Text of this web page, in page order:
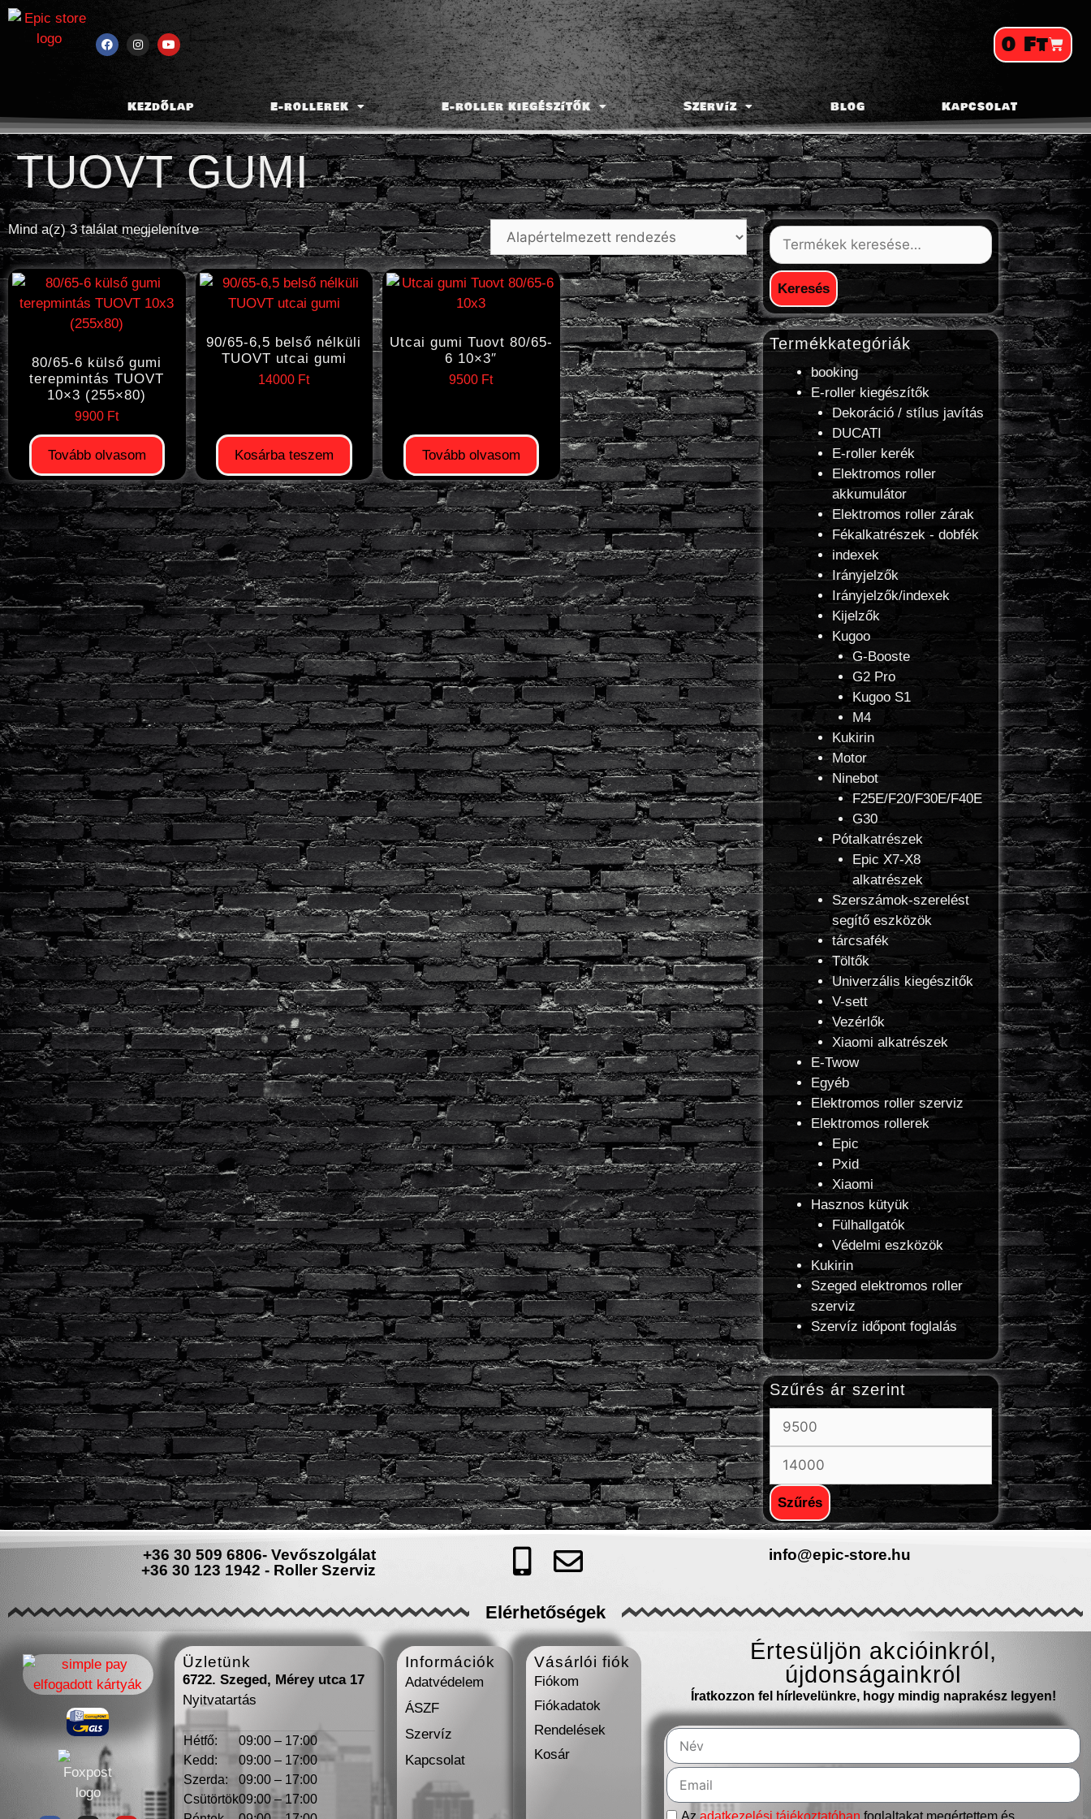
0 Ft
Kezdőlap E-rollerek E-roller kiegészítők Szervíz Blog Kapcsolat
TUOVT GUMI
Mind a(z) 3 találat megjelenítve
80/65-6 külső gumi
terepmintás TUOVT
10×3 (255×80)
9900 Ft
Tovább olvasom
90/65-6,5 belső nélküli
TUOVT utcai gumi
14000 Ft
Kosárba teszem
Utcai gumi Tuovt 80/65-
6 10×3″
9500 Ft
Tovább olvasom
Keresés
Termékkategóriák
booking
E-roller kiegészítők
Dekoráció / stílus javítás
DUCATI
E-roller kerék
Elektromos roller
akkumulátor
Elektromos roller zárak
Fékalkatrészek - dobfék
indexek
Irányjelzők
Irányjelzők/indexek
Kijelzők
Kugoo
G-Booste
G2 Pro
Kugoo S1
M4
Kukirin
Motor
Ninebot
F25E/F20/F30E/F40E
G30
Pótalkatrészek
Epic X7-X8
alkatrészek
Szerszámok-szerelést
segítő eszközök
tárcsafék
Töltők
Univerzális kiegészitők
V-sett
Vezérlők
Xiaomi alkatrészek
E-Twow
Egyéb
Elektromos roller szerviz
Elektromos rollerek
Epic
Pxid
Xiaomi
Hasznos kütyük
Fülhallgatók
Védelmi eszközök
Kukirin
Szeged elektromos roller
szerviz
Szervíz időpont foglalás
Szűrés ár szerint
Szűrés
+36 30 509 6806- Vevőszolgálat
+36 30 123 1942 - Roller Szerviz
info@epic-store.hu
Elérhetőségek
Üzletünk
6722. Szeged, Mérey utca 17
Nyitvatartás
Hétfő:
09:00 – 17:00
Kedd:
09:00 – 17:00
Szerda:
09:00 – 17:00
Csütörtök09:00 – 17:00
Információk
Adatvédelem
ÁSZF
Szervíz
Kapcsolat
Vásárlói fiók
Fiókom
Fiókadatok
Rendelések
Kosár
Értesüljön akcióinkról,
újdonságainkról
Íratkozzon fel hírlevelünkre, hogy mindig naprakész legyen!
Az adatkezelési tájékoztatóban foglaltakat megértettem és